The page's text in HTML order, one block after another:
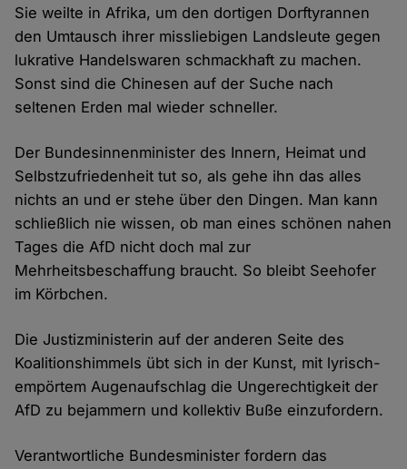
Sie weilte in Afrika, um den dortigen Dorftyrannen
den Umtausch ihrer missliebigen Landsleute gegen
lukrative Handelswaren schmackhaft zu machen.
Sonst sind die Chinesen auf der Suche nach
seltenen Erden mal wieder schneller.
Der Bundesinnenminister des Innern, Heimat und
Selbstzufriedenheit tut so, als gehe ihn das alles
nichts an und er stehe über den Dingen. Man kann
schließlich nie wissen, ob man eines schönen nahen
Tages die AfD nicht doch mal zur
Mehrheitsbeschaffung braucht. So bleibt Seehofer
im Körbchen.
Die Justizministerin auf der anderen Seite des
Koalitionshimmels übt sich in der Kunst, mit lyrisch-
empörtem Augenaufschlag die Ungerechtigkeit der
AfD zu bejammern und kollektiv Buße einzufordern.
Verantwortliche Bundesminister fordern das